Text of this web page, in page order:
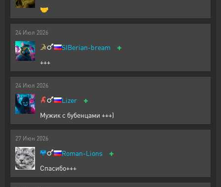
🤝
24 Июл 2026
SIBerian-bream +
+++
24 Июл 2026
Lizer +
Мужик с бубенцами +++)
27 Июн 2026
Roman-Lions +
Спасибо+++